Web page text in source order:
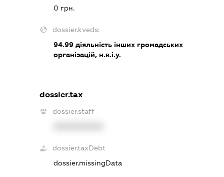
0 грн.
dossier.kveds:
94.99діяльність інших громадських
організацій, н.в.і.у.
dossier.tax
dossier.staff
dossier.taxDebt
dossier.missingData